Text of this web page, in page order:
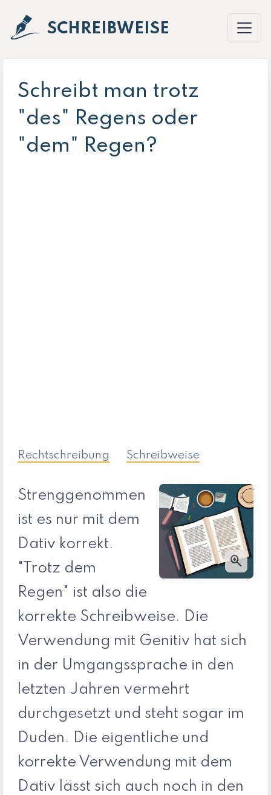
SCHREIBWEISE
Schreibt man trotz
"des" Regens oder
"dem" Regen?
Rechtschreibung Schreibweise
zoom_in
Strenggenommen
ist es nur mit dem
Dativ korrekt.
"Trotz dem
Regen" ist also die
korrekte Schreibweise. Die
Verwendung mit Genitiv hat sich
in der Umgangssprache in den
letzten Jahren vermehrt
durchgesetzt und steht sogar im
Duden. Die eigentliche und
korrekte Verwendung mit dem
Dativ lässt sich auch noch in den